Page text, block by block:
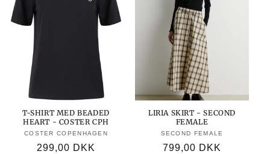
T-SHIRT MED BEADED
HEART - COSTER CPH
Forhandler:
COSTER COPENHAGEN
Normalpris
299,00 DKK
LIRIA SKIRT - SECOND
FEMALE
Forhandler:
SECOND FEMALE
Normalpris
799,00 DKK